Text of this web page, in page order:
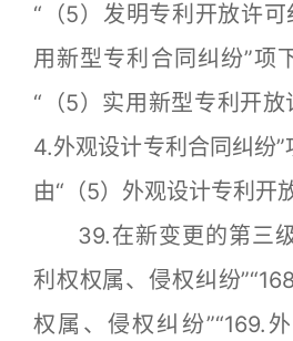
“（5）发明专利开放许可
用新型专利合同纠纷”项
“（5）实用新型专利开放
4.外观设计专利合同纠纷
由“（5）外观设计专利开
39.在新变更的第三级
利权权属、侵权纠纷
权属、侵权纠纷”“169.